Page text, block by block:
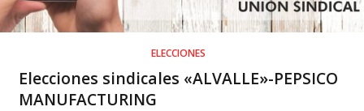
ELECCIONES
Elecciones sindicales «ALVALLE»-PEPSICO
MANUFACTURING